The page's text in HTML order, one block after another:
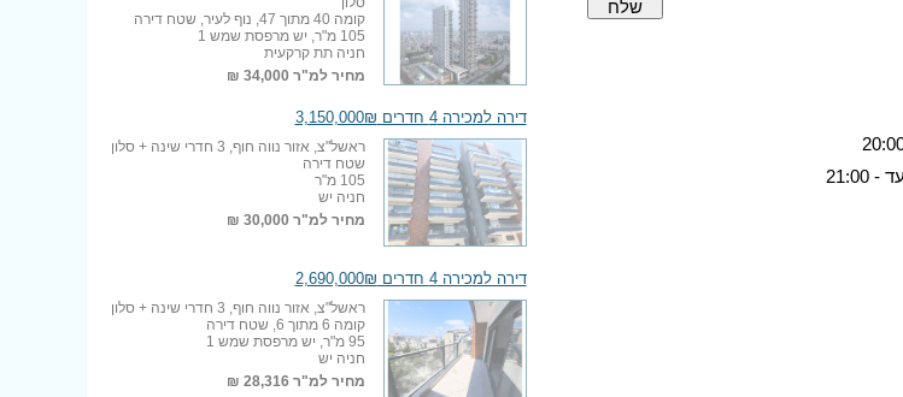
שלח
קומה 40 מתוך 47, נוף לעיר, שטח דירה
105 מ"ר, יש מרפסת שמש 1
חניה תת קרקעית
מחיר למ"ר 34,000 ₪
דירה למכירה 4 חדרים 3,150,000₪
ראשל"צ, אזור נווה חוף, 3 חדרי שינה + סלון
שטח דירה
105 מ"ר
חניה יש
מחיר למ"ר 30,000 ₪
דירה למכירה 4 חדרים 2,690,000₪
ראשל"צ, אזור נווה חוף, 3 חדרי שינה + סלון
קומה 6 מתוך 6, שטח דירה
95 מ"ר, יש מרפסת שמש 1
חניה יש
מחיר למ"ר 28,316 ₪